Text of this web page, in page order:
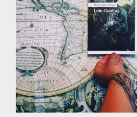
Loin-confins, de
Sabine
LIRE LA